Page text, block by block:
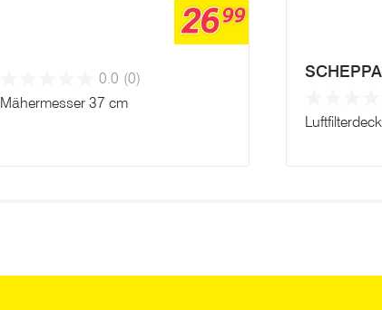
2699
0.0 (0)
Mähermesser 37 cm